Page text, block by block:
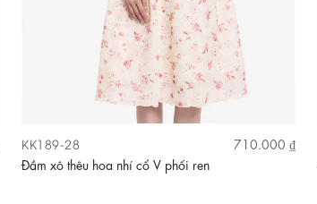
KK189-28
710.000 ₫
Đầm xô thêu hoa nhí cổ V phối ren